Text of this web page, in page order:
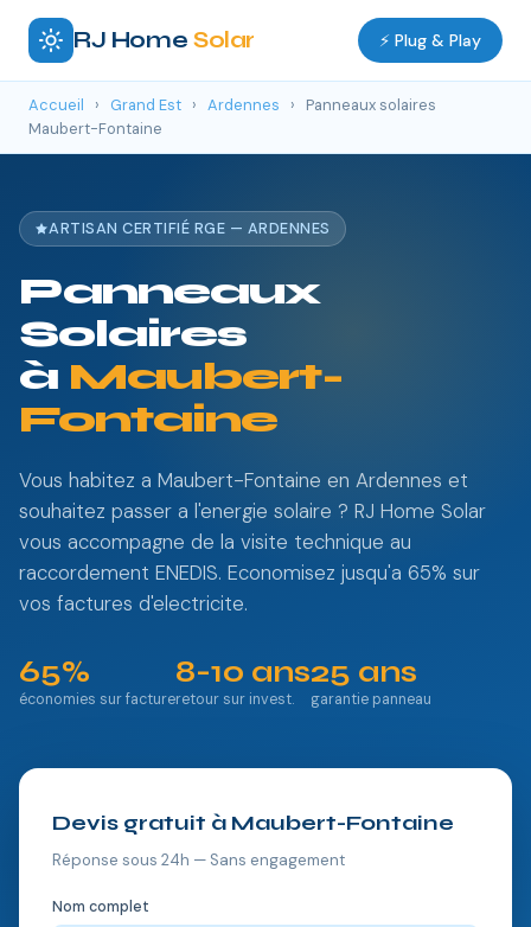
RJ Home Solar ⚡ Plug & Play
Accueil › Grand Est › Ardennes ›
Panneaux solaires
Maubert-Fontaine
ARTISAN CERTIFIÉ RGE — ARDENNES
Panneaux
Solaires
à Maubert-
Fontaine
Vous habitez a Maubert-Fontaine en Ardennes et
souhaitez passer a l'energie solaire ? RJ Home Solar
vous accompagne de la visite technique au
raccordement ENEDIS. Economisez jusqu'a 65% sur
vos factures d'electricite.
65%
économies sur facture
8-10 ans
retour sur invest.
25 ans
garantie panneau
Devis gratuit à Maubert-Fontaine
Réponse sous 24h — Sans engagement
Nom complet